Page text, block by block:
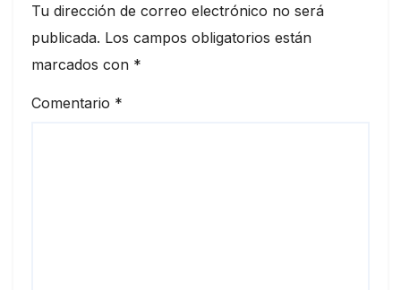
Tu dirección de correo electrónico no será
publicada. Los campos obligatorios están
marcados con *
Comentario *